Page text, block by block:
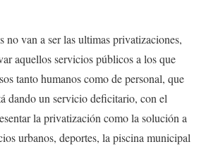
no van a ser las ultimas privatizaciones,
aquellos servicios públicos a los que
tanto humanos como de personal, que
dando un servicio deficitario, con el
la privatización como la solución a
urbanos, deportes, la piscina municipal